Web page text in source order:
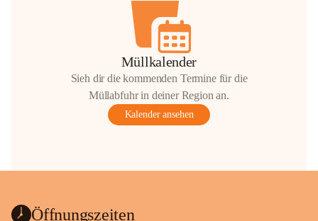
Müllkalender
Sieh dir die kommenden Termine für die
Müllabfuhr in deiner Region an.
Kalender ansehen
Öffnungszeiten